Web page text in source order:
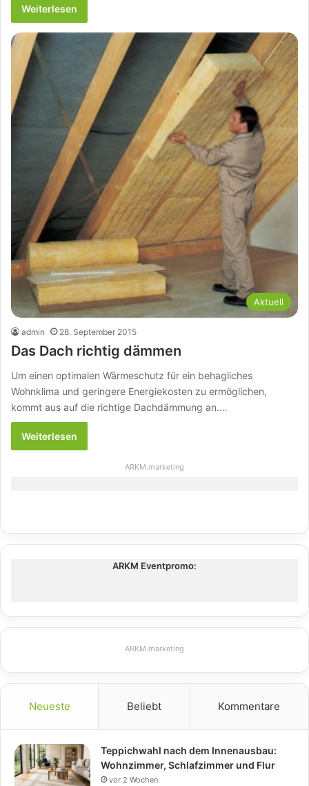
Weiterlesen
Aktuell
admin 28. September 2015
Das Dach richtig dämmen
Um einen optimalen Wärmeschutz für ein behagliches
Wohnklima und geringere Energiekosten zu ermöglichen,
kommt aus auf die richtige Dachdämmung an.…
Weiterlesen
ARKM.marketing
ARKM Eventpromo:
ARKM.marketing
Neueste Beliebt Kommentare
Teppichwahl nach dem Innenausbau:
Wohnzimmer, Schlafzimmer und Flur
vor 2 Wochen